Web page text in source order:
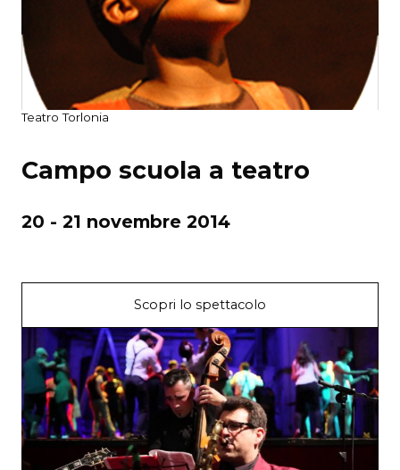
Teatro Torlonia
Campo scuola a teatro
20 - 21 novembre 2014
Scopri lo spettacolo